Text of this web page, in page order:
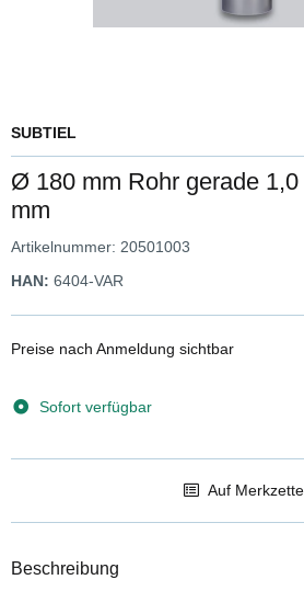
SUBTIEL
Ø 180 mm Rohr gerade
mm
Artikelnummer: 20501003
HAN: 6404-VAR
Preise nach Anmeldung sichtbar
Sofort verfügbar
Auf
Beschreibung